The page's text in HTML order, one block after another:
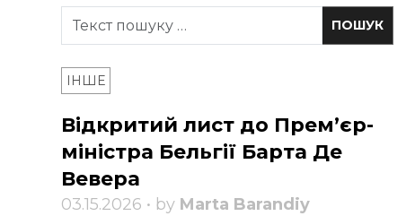
ІНШЕ
Відкритий лист до Прем’єр-
міністра Бельгії Барта Де
Вевера
03.15.2026 • by Marta Barandiy